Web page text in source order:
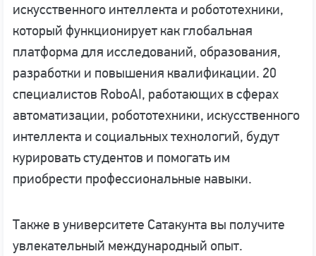
искусственного интеллекта и робототехники,
который функционирует как глобальная
платформа для исследований, образования,
разработки и повышения квалификации. 20
специалистов RoboAI, работающих в сферах
автоматизации, робототехники, искусственного
интеллекта и социальных технологий, будут
курировать студентов и помогать им
приобрести профессиональные навыки.
Также в университете Сатакунта вы получите
увлекательный международный опыт.